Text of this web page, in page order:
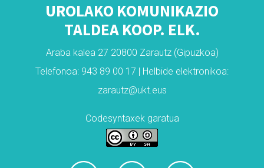
UROLAKO KOMUNIKAZIO
TALDEA KOOP. ELK.
Araba kalea 27 20800 Zarautz (Gipuzkoa)
Telefonoa: 943 89 00 17 | Helbide elektronikoa:
zarautz@ukt.eus
Codesyntaxek garatua